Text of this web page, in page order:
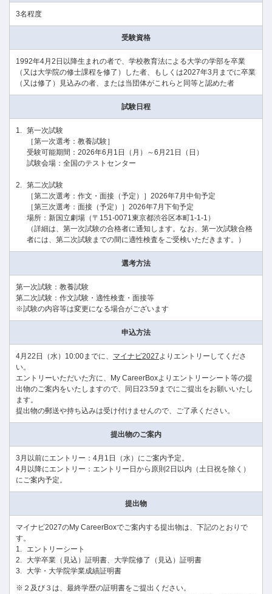
3名程度
受験資格
1992年4月2日以降生まれの者で、学校教育法による大学の学部を卒業
（又は大学院の修士課程を修了）した者、もしくは2027年3月までに卒業
（又は修了）見込みの者、または当団体がこれらと同等と認めた者
試験日程
第一次試験
［第一次選考：教養試験］
受験可能期間：2026年6月1日（月）～6月21日（日）
試験会場：全国のテストセンター
第二次試験
［第二次選考：作文・面接（予定）］2026年7月中旬予定
［第三次選考：面接（予定）］2026年7月下旬予定
場所：新国立劇場（〒151-0071東京都渋谷区本町1-1-1）
（詳細は、第一次試験の合格者に通知します。なお、第一次試験合格
者には、第二次試験までの間に適性検査をご受検いただきます。）
選考方法
第一次試験：教養試験
第二次試験：作文試験・適性検査・面接等
※試験の内容等は変更になる場合がございます
申込方法
4月22日（水）10:00までに、 マイナビ2027よりエントリーしてくださ
い。
エントリーいただいた方に、My CareerBoxよりエントリーシート等の提
出物のご案内をいたしますので、同日23:59までにご提出をお願いいたし
ます。
提出物の郵送や持ち込みは受け付けませんので、ご了承ください。
提出物のご案内
3月以前にエントリー：4月1日（水）にご案内予定。
4月以降にエントリー：エントリー日から原則2日以内（土日祝を除く）
にご案内予定。
提出物
マイナビ2027のMy CareerBoxでご案内する提出物は、下記のとおりで
す。
エントリーシート
大学卒業（見込）証明書、大学院修了（見込）証明書
大学・大学院学業成績証明書
２及び３は、最終学歴の証明書をご提出ください。